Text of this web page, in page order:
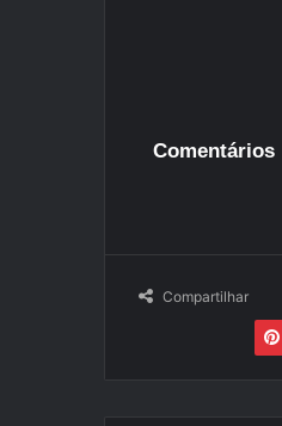
Comentários
Compartilhar